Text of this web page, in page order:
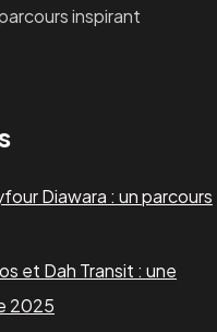
inspirant
Diawara : un parcours
et Dah Transit : une
2025